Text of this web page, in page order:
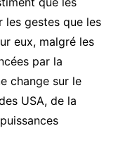
gestes que les
eux, malgré les
par la
change sur le
USA, de la